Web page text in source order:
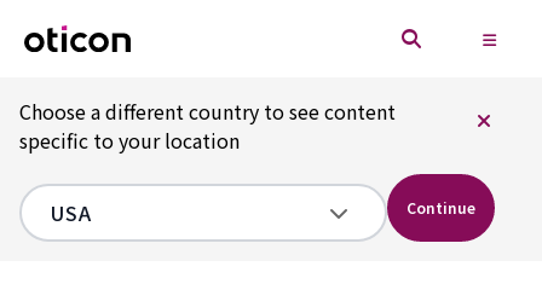
Choose a different country to see content
specific to your location
Continue